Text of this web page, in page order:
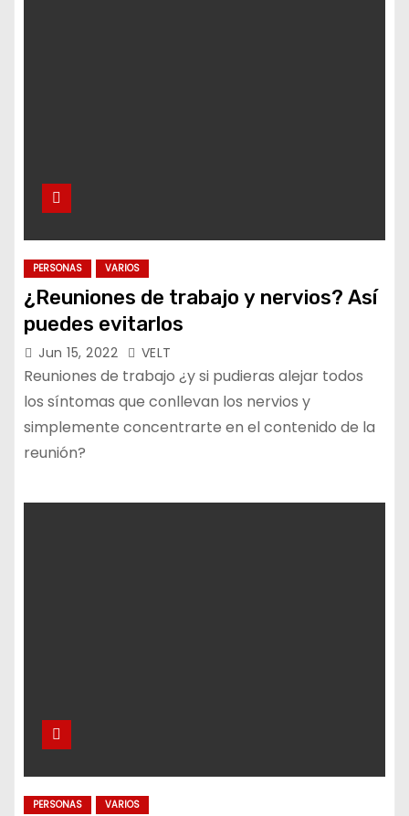
PERSONAS VARIOS
¿Reuniones de trabajo y nervios? Así
puedes evitarlos
Jun 15, 2022 VELT
Reuniones de trabajo ¿y si pudieras alejar todos
los síntomas que conllevan los nervios y
simplemente concentrarte en el contenido de la
reunión?
PERSONAS VARIOS